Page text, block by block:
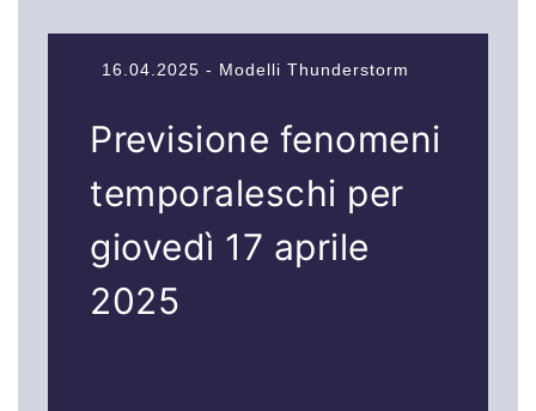
16.04.2025 - Modelli Thunderstorm
Previsione fenomeni
temporaleschi per
giovedì 17 aprile
2025